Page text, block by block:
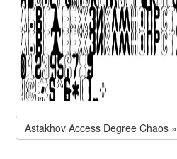
Astakhov Access Degree Chaos »